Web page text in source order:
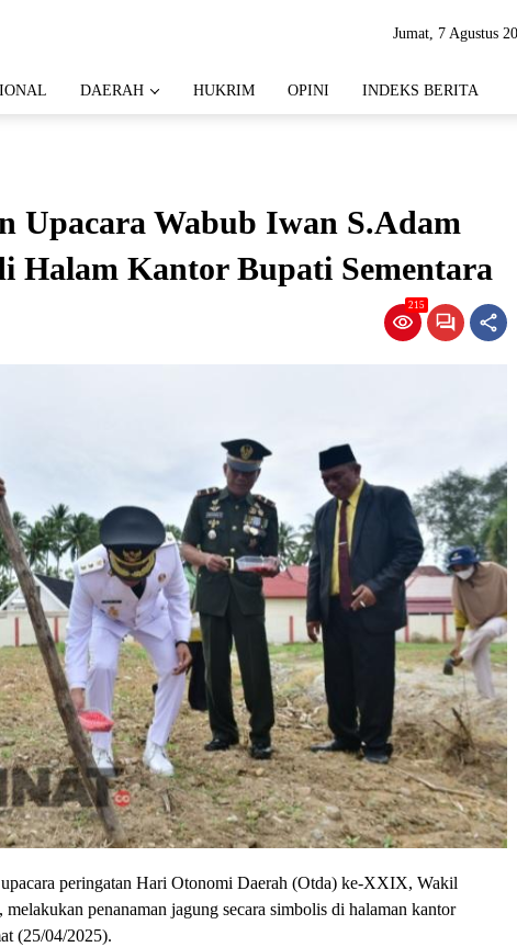
Jumat, 7 Agustus
DAERAH HUKRIM OPINI INDEKS BERITA
Upacara Wabub Iwan S.Adam
Halam Kantor Bupati Sementara
215
upacara peringatan Hari Otonomi Daerah (Otda) ke-XXIX, Wakil
penanaman jagung secara simbolis di halaman kantor
(25/04/2025).